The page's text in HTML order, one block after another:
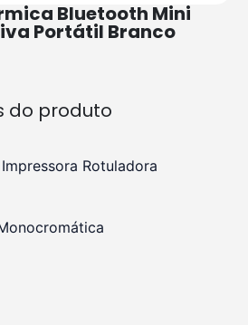
Bluetooth Mini
Portátil Branco
do produto
Impressora Rotuladora